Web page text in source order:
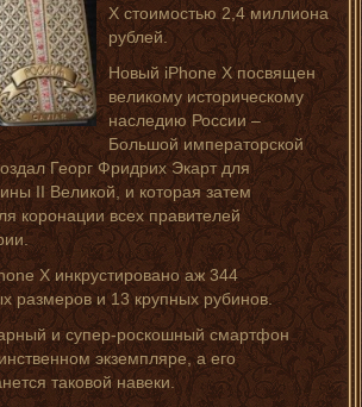
X стоимостью 2,4 миллиона
рублей.
Новый iPhone X посвящен
великому историческому
наследию России –
Большой императорской
Георг Фридрих Экарт для
II Великой, и которая затем
коронации всех правителей
X инкрустировано аж 344
размеров и 13 крупных рубинов.
и супер-роскошный смартфон
экземпляре, а его
таковой навеки.